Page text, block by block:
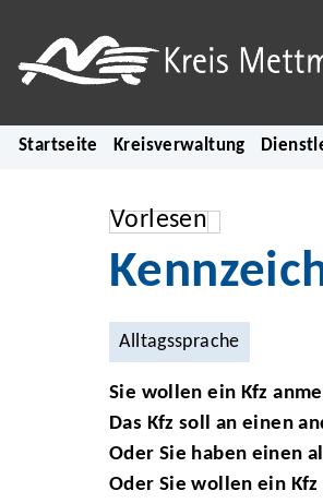
Startseite Kreisverwaltung
Vorlesen
Alltagssprache
Sie wollen ein Kfz
Das Kfz soll an einen
Oder Sie haben einen
Oder Sie wollen ein